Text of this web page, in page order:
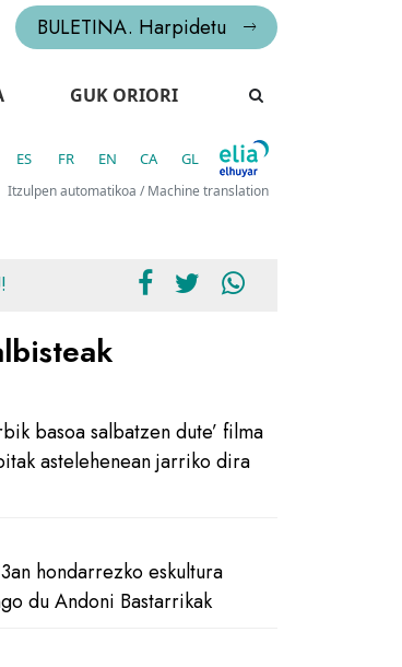
BULETINA. Harpidetu
GUK ORIORI
ES FR EN CA GL
Itzulpen automatikoa / Machine translation
basoa salbatzen dute’ filma
astelehenean jarriko dira
hondarrezko eskultura
du Andoni Bastarrikak